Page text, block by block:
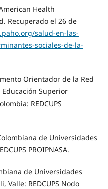
Health
Recuperado el 26 de
salud-en-las-
sociales-de-la-
Orientador de la Red
Superior
REDCUPS
de Universidades
PROIPNASA.
de Universidades
Valle: REDCUPS Nodo